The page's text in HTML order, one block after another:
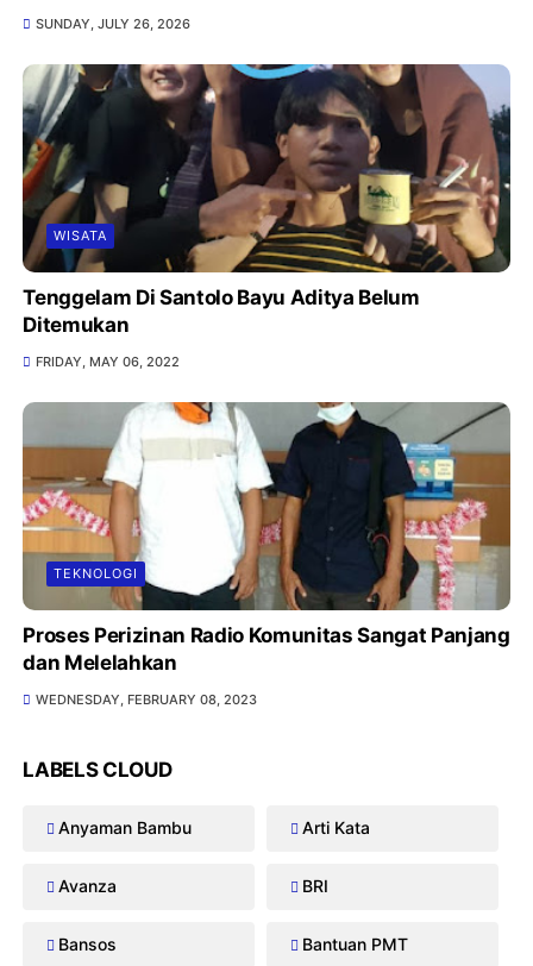
SUNDAY, JULY 26, 2026
WISATA
Tenggelam Di Santolo Bayu Aditya Belum
Ditemukan
FRIDAY, MAY 06, 2022
TEKNOLOGI
Proses Perizinan Radio Komunitas Sangat Panjang
dan Melelahkan
WEDNESDAY, FEBRUARY 08, 2023
LABELS CLOUD
Anyaman Bambu Arti Kata
Avanza BRI
Bansos Bantuan PMT